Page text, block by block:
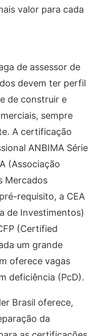
valor para cada
de assessor de
devem ter perfil
de construir e
sempre
A certificação
ANBIMA Série
(Associação
Mercados
requisito, a CEA
de Investimentos)
(Certified
um grande
oferece vagas
deficiência (PcD).
Brasil oferece,
da